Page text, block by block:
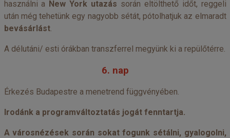
használni a New York utazás során eltölthető időt, reggeli
után még tehetünk egy nagyobb sétát, pótolhatjuk az elmaradt
bevásárlást.
A délutáni/ esti órákban transzferrel megyünk ki a repülőtérre.
6. nap
Érkezés Budapestre a menetrend függvényében.
Irodánk a programváltoztatás jogát fenntartja.
A városnézések során sokat fogunk sétálni, gyalogolni,